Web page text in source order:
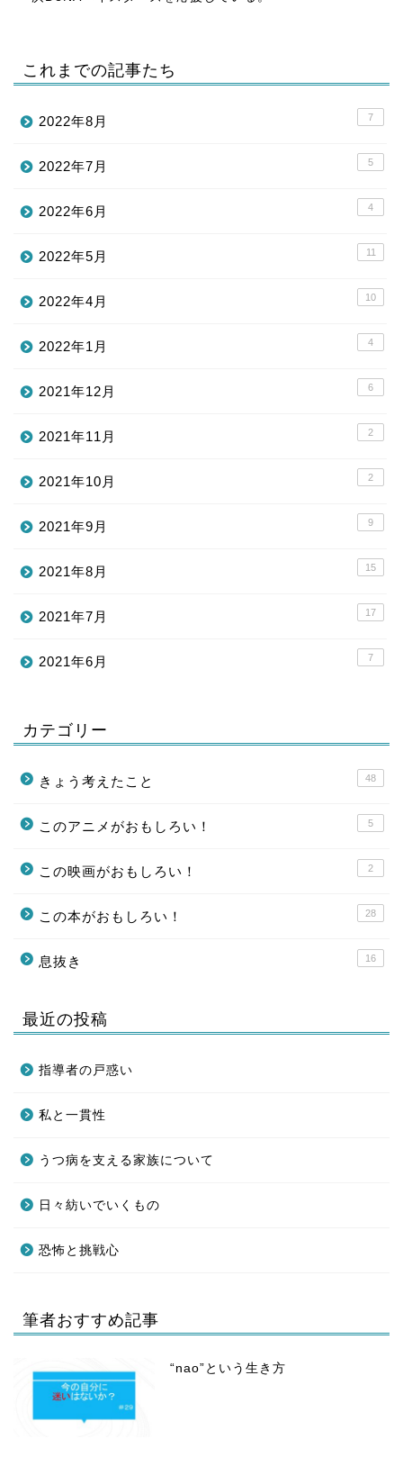
これまでの記事たち
2022年8月 7
2022年7月 5
2022年6月 4
2022年5月 11
2022年4月 10
2022年1月 4
2021年12月 6
2021年11月 2
2021年10月 2
2021年9月 9
2021年8月 15
2021年7月 17
2021年6月 7
カテゴリー
きょう考えたこと 48
このアニメがおもしろい！ 5
この映画がおもしろい！ 2
この本がおもしろい！ 28
息抜き 16
最近の投稿
指導者の戸惑い
私と一貫性
うつ病を支える家族について
日々紡いでいくもの
恐怖と挑戦心
筆者おすすめ記事
“nao”という生き方